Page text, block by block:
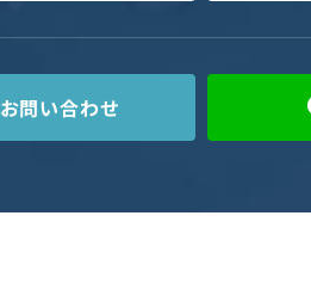
お問い合わせ